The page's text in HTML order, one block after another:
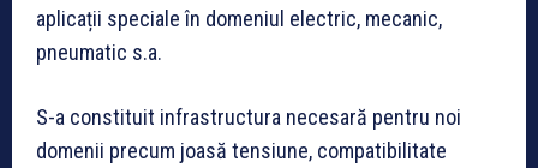
aplicații speciale în domeniul electric, mecanic,
pneumatic s.a.
S-a constituit infrastructura necesară pentru noi
domenii precum joasă tensiune, compatibilitate